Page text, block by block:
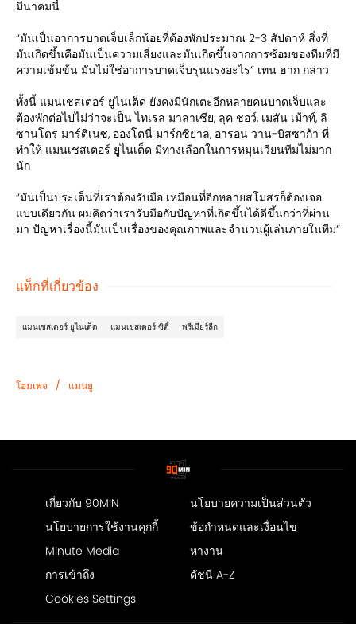
มีนาคมนี้
“มันเป็นอาการบาดเจ็บเล็กน้อยที่ต้องพักประมาณ 2-3 สัปดาห์ สิ่งที่
มันเกิดขึ้นคือมันเป็นความเสี่ยงและมันเกิดขึ้นจากการซ้อมของทีมที่มี
ความเข้มข้น มันไม่ใช่อาการบาดเจ็บรุนแรงอะไร” เทน ฮาก กล่าว
ทั้งนี้ แมนเชสเตอร์ ยูไนเต็ด ยังคงมีนักเตะอีกหลายคนบาดเจ็บและ
ต้องพักต่อไปไม่ว่าจะเป็น ไทเรล มาลาเซีย, ลุค ชอว์, เมสัน เม้าท์, ลิ
ซานโดร มาร์ติเนซ, อองโตนี่ มาร์กซิยาล, อารอน วาน-บิสซาก้า ที่
ทำให้ แมนเชสเตอร์ ยูไนเต็ด มีทางเลือกในการหมุนเวียนทีมไม่มาก
นัก
“มันเป็นประเด็นที่เราต้องรับมือ เหมือนที่อีกหลายสโมสรก็ต้องเจอ
แบบเดียวกัน ผมคิดว่าเรารับมือกับปัญหาที่เกิดขึ้นได้ดีขึ้นกว่าที่ผ่าน
มา ปัญหาเรื่องนี้มันเป็นเรื่องของคุณภาพและจำนวนผู้เล่นภายในทีม”
แท็กที่เกี่ยวข้อง
แมนเชสเตอร์ ยูไนเต็ด แมนเชสเตอร์ ซิตี้ พรีเมียร์ลีก
โฮมเพจ / แมนยู
เกี่ยวกับ 90MIN
นโยบายความเป็นส่วนตัว
นโยบายการใช้งานคุกกี้
ข้อกำหนดและเงื่อนไข
Minute Media
หางาน
การเข้าถึง
ดัชนี A-Z
Cookies Settings